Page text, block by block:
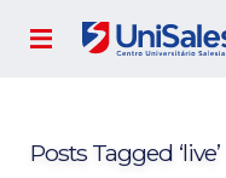
Posts Tagged ‘live’